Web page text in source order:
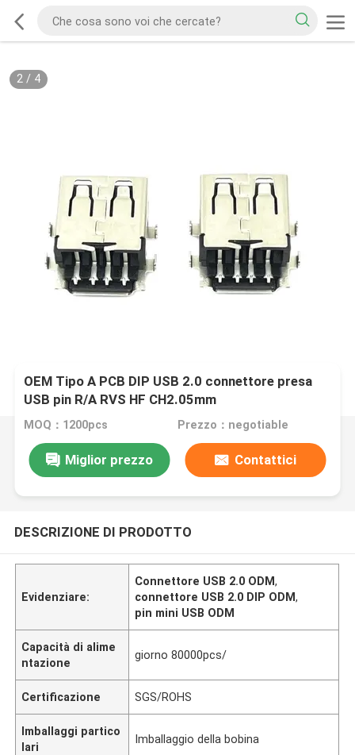
2/ 4
OEM Tipo A PCB DIP USB 2.0 connettore presa
USB pin R/A RVS HF CH2.05mm
MOQ：1200pcs Prezzo：negotiable
Miglior prezzo Contattici
DESCRIZIONE DI PRODOTTO
Evidenziare:
Connettore USB 2.0 ODM,
connettore USB 2.0 DIP ODM,
pin mini USB ODM
Capacità di alime
ntazione
giorno 80000pcs/
Certificazione SGS/ROHS
Imballaggi partico
lari
Imballaggio della bobina